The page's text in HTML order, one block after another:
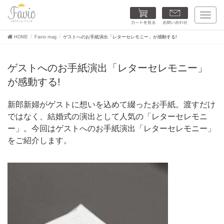
T
o
a
t
o
お問い合わせ
カートを見る
HOME Favio mag ゲストへのお手紙演出「レターセレモニー」が感動する!
ゲストへのお手紙演出「レターセレモニー」
が感動する!
新郎新婦がゲストに想いを込めて綴ったお手紙。渡すだけ
ではなく、結婚式の演出として人気の「レターセレモニ
ー」。今回はゲストへのお手紙演出「レターセレモニー」
をご紹介します。